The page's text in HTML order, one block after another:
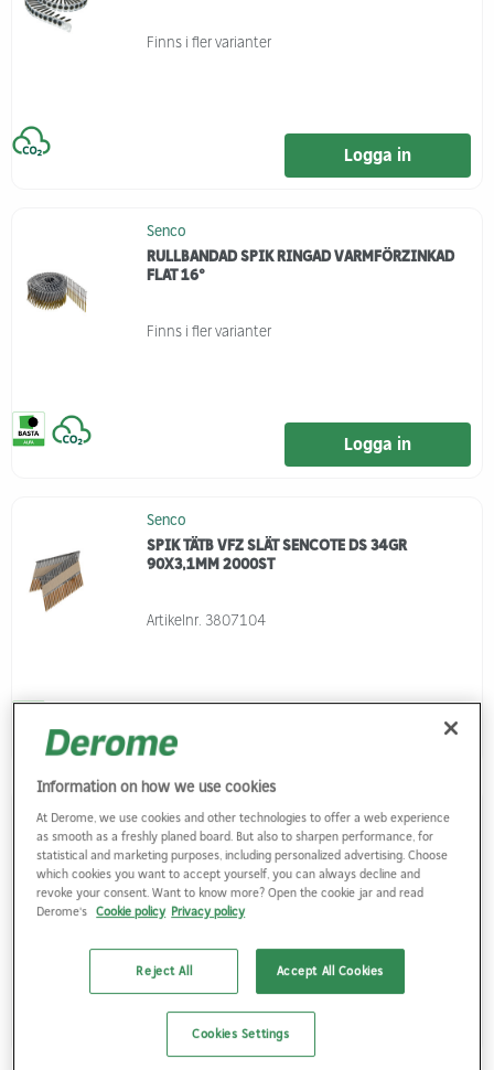
Finns i fler varianter
Logga in
Senco
RULLBANDAD SPIK RINGAD VARMFÖRZINKAD
FLAT 16°
Finns i fler varianter
Logga in
Senco
SPIK TÄTB VFZ SLÄT SENCOTE DS 34GR
90X3,1MM 2000ST
Artikelnr. 3807104
Senco
1,2MM DYCKERT ELFÖRZINKAD 0°
Finns i fler varianter
Information on how we use cookies
At Derome, we use cookies and other technologies to offer a web experience
as smooth as a freshly planed board. But also to sharpen performance, for
statistical and marketing purposes, including personalized advertising. Choose
which cookies you want to accept yourself, you can always decline and
revoke your consent. Want to know more? Open the cookie jar and read
Derome's Cookie policy Privacy policy
Reject All Accept All Cookies
Cookies Settings